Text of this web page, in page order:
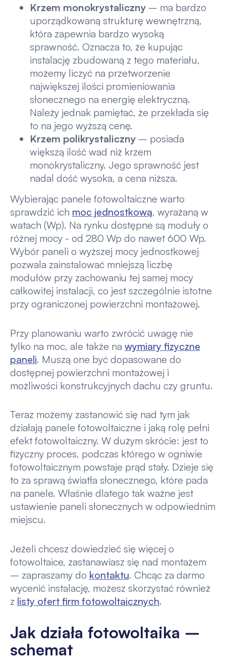
Krzem monokrystaliczny – ma bardzo
uporządkowaną strukturę wewnętrzną,
która zapewnia bardzo wysoką
sprawność. Oznacza to, że kupując
instalację zbudowaną z tego materiału,
możemy liczyć na przetworzenie
największej ilości promieniowania
słonecznego na energię elektryczną.
Należy jednak pamiętać, że przekłada się
to na jego wyższą cenę.
Krzem polikrystaliczny – posiada
większą ilość wad niż krzem
monokrystaliczny. Jego sprawność jest
nadal dość wysoka, a cena niższa.
Wybierając panele fotowoltaiczne warto
sprawdzić ich moc jednostkową, wyrażaną w
watach (Wp). Na rynku dostępne są moduły o
różnej mocy - od 280 Wp do nawet 600 Wp.
Wybór paneli o wyższej mocy jednostkowej
pozwala zainstalować mniejszą liczbę
modułów przy zachowaniu tej samej mocy
całkowitej instalacji, co jest szczególnie istotne
przy ograniczonej powierzchni montażowej.
Przy planowaniu warto zwrócić uwagę nie
tylko na moc, ale także na wymiary fizyczne
paneli. Muszą one być dopasowane do
dostępnej powierzchni montażowej i
możliwości konstrukcyjnych dachu czy gruntu.
Teraz możemy zastanowić się nad tym jak
działają panele fotowoltaiczne i jaką rolę pełni
efekt fotowoltaiczny. W dużym skrócie: jest to
fizyczny proces, podczas którego w ogniwie
fotowoltaicznym powstaje prąd stały. Dzieje się
to za sprawą światła słonecznego, które pada
na panele. Właśnie dlatego tak ważne jest
ustawienie paneli słonecznych w odpowiednim
miejscu.
Jeżeli chcesz dowiedzieć się więcej o
fotowoltaice, zastanawiasz się nad montażem
– zapraszamy do kontaktu. Chcąc za darmo
wycenić instalację, możesz skorzystać również
z listy ofert firm fotowoltaicznych.
Jak działa fotowoltaika –
schemat